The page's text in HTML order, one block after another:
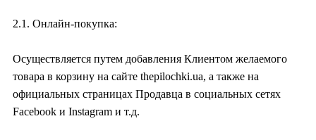
2.1. Онлайн-покупка:
Осуществляется путем добавления Клиентом желаемого
товара в корзину на сайте thepilochki.ua, а также на
официальных страницах Продавца в социальных сетях
Facebook и Instagram и т.д.